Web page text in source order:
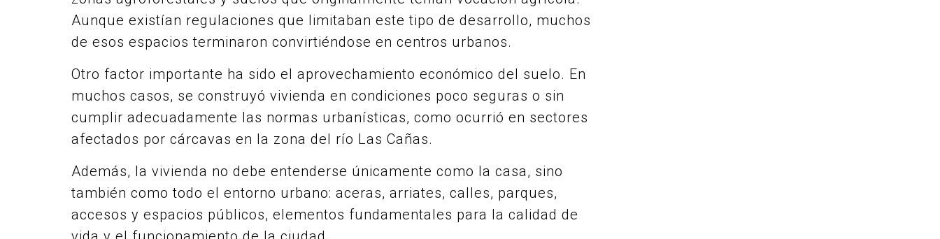
Aunque existían regulaciones que limitaban este tipo de desarrollo, muchos
de esos espacios terminaron convirtiéndose en centros urbanos.
Otro factor importante ha sido el aprovechamiento económico del suelo. En
muchos casos, se construyó vivienda en condiciones poco seguras o sin
cumplir adecuadamente las normas urbanísticas, como ocurrió en sectores
afectados por cárcavas en la zona del río Las Cañas.
Además, la vivienda no debe entenderse únicamente como la casa, sino
también como todo el entorno urbano: aceras, arriates, calles, parques,
accesos y espacios públicos, elementos fundamentales para la calidad de